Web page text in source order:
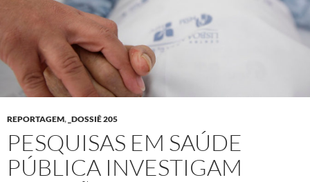
REPORTAGEM, _DOSSIÊ 205
PESQUISAS EM SAÚDE
PÚBLICA INVESTIGAM